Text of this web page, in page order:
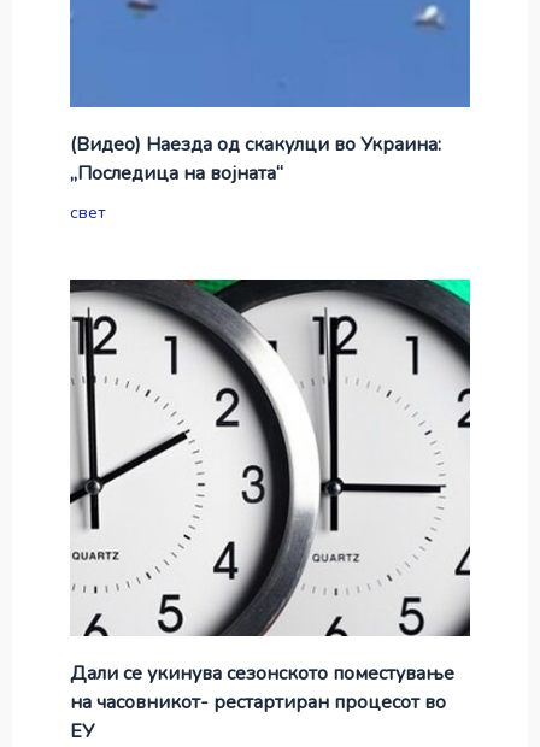
(Видео) Наезда од скакулци во Украина:
„Последица на војната“
свет
Дали се укинува сезонското поместување
на часовникот- рестартиран процесот во
ЕУ